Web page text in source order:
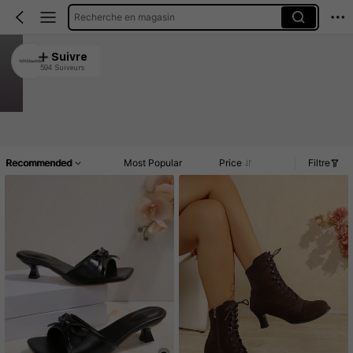
Recherche en magasin
123123aasfafaf
4.86
Suivre
594 Suiveurs
Recommended Most Popular Price Filtre